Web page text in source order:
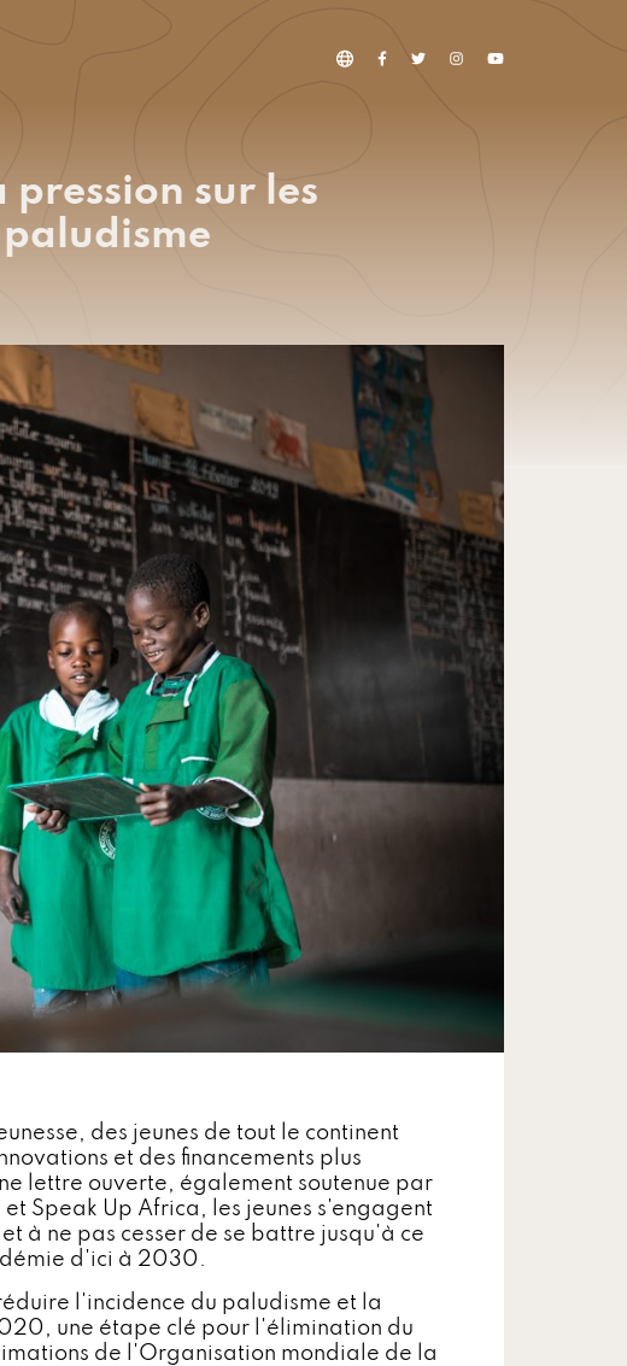
sur les
des jeunes de tout le continent
et des financements plus
lettre ouverte, également soutenue par
Speak Up Africa, les jeunes s'engagent
à ne pas cesser de se battre jusqu'à ce
d'ici à 2030.
l'incidence du paludisme et la
une étape clé pour l'élimination du
de l'Organisation mondiale de la